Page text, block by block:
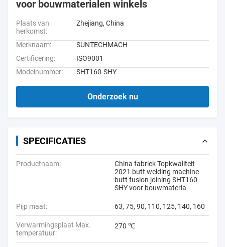
voor bouwmaterialen winkels
Plaats van
herkomst:
Zhejiang, China
Merknaam:
SUNTECHMACH
Certificering:
ISO9001
Modelnummer:
SHT160-SHY
Onderzoek nu
SPECIFICATIES
Productnaam:
China fabriek Topkwaliteit
2021 butt welding machine
butt fusion joining SHT160-
SHY voor bouwmateria
Pijp maat: 63, 75, 90, 110, 125, 140, 160
Verwarmingsplaat Max.
temperatuur:
270 ℃